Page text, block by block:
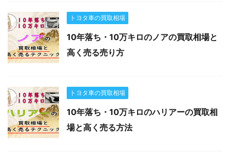
トヨタ車の買取相場
10年落ち・10万キロのノアの買取相場と
高く売る売り方
トヨタ車の買取相場
10年落ち・10万キロのハリアーの買取相
場と高く売る方法